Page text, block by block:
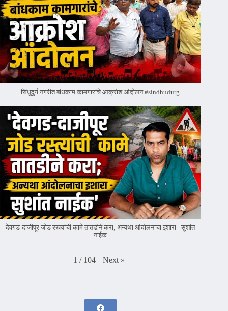
सिंधुदुर्ग नगरीत बांधकाम कामगारांचे आक्रोश आंदोलन #sindhudurg
देवगड-दाजीपूर जोड रस्त्यांची कामे तातडीने करा; अन्यथा आंदोलनाचा इशारा - सुशांत
नाईक
1 / 104 Next »